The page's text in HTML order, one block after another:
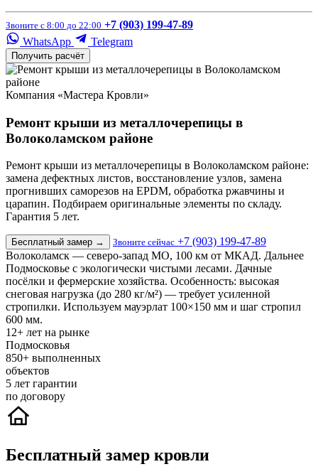
Звоните с 8:00 до 22:00 +7 (903) 199-47-89
WhatsApp
Telegram
Получить расчёт
Компания «Мастера Кровли»
Ремонт крыши из металлочерепицы в
Волоколамском районе
Ремонт крыши из металлочерепицы в Волоколамском районе:
замена дефектных листов, восстановление узлов, замена
прогнивших саморезов на EPDM, обработка ржавчины и
царапин. Подбираем оригинальные элементы по складу.
Гарантия 5 лет.
Бесплатный замер → Звоните сейчас +7 (903) 199-47-89
Волоколамск — северо-запад МО, 100 км от МКАД. Дальнее
Подмосковье с экологически чистыми лесами. Дачные
посёлки и фермерские хозяйства. Особенность: высокая
снеговая нагрузка (до 280 кг/м²) — требует усиленной
стропилки. Используем мауэрлат 100×150 мм и шаг стропил
600 мм.
12+ лет на рынке
Подмосковья
850+ выполненных
объектов
5 лет гарантии
по договору
Бесплатный замер кровли